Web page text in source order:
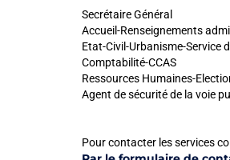
Secrétaire
Accueil-
Etat-Civil-Urbanisme-
Ressources Humaines-
Agent de sécurité de
Pour contacter les services